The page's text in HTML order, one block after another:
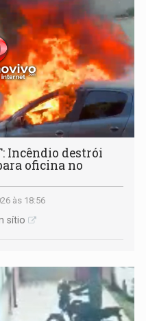
Incêndio destrói
oficina no
às 18:56
sítio